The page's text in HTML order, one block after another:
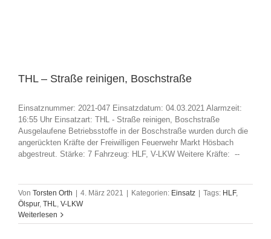
THL – Straße reinigen, Boschstraße
Einsatznummer: 2021-047 Einsatzdatum: 04.03.2021 Alarmzeit:
16:55 Uhr Einsatzart: THL - Straße reinigen, Boschstraße
Ausgelaufene Betriebsstoffe in der Boschstraße wurden durch die
angerückten Kräfte der Freiwilligen Feuerwehr Markt Hösbach
abgestreut. Stärke: 7 Fahrzeug: HLF, V-LKW Weitere Kräfte: --
Von Torsten Orth 4. März 2021 Kategorien: Einsatz Tags: HLF,
Ölspur, THL, V-LKW
Weiterlesen